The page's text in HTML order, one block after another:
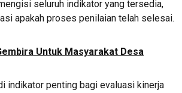
seluruh indikator yang tersedia,
apakah proses penilaian telah selesai.
Untuk Masyarakat Desa
indikator penting bagi evaluasi kinerja